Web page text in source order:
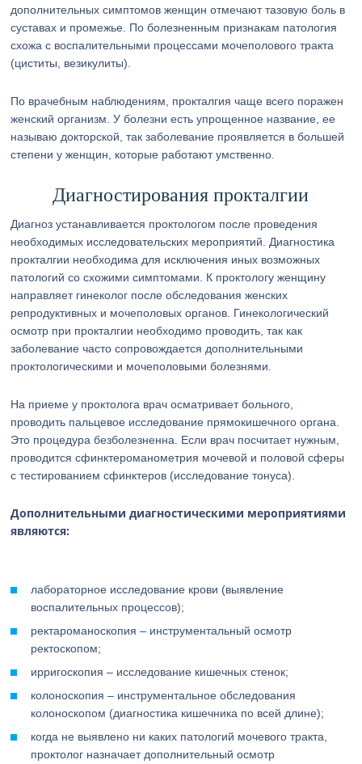
дополнительных симптомов женщин отмечают тазовую боль в
суставах и промежье. По болезненным признакам патология
схожа с воспалительными процессами мочеполового тракта
(циститы, везикулиты).
По врачебным наблюдениям, прокталгия чаще всего поражен
женский организм. У болезни есть упрощенное название, ее
называю докторской, так заболевание проявляется в большей
степени у женщин, которые работают умственно.
Диагностирования прокталгии
Диагноз устанавливается проктологом после проведения
необходимых исследовательских мероприятий. Диагностика
прокталгии необходима для исключения иных возможных
патологий со схожими симптомами. К проктологу женщину
направляет гинеколог после обследования женских
репродуктивных и мочеполовых органов. Гинекологический
осмотр при прокталгии необходимо проводить, так как
заболевание часто сопровождается дополнительными
проктологическими и мочеполовыми болезнями.
На приеме у проктолога врач осматривает больного,
проводить пальцевое исследование прямокишечного органа.
Это процедура безболезненна. Если врач посчитает нужным,
проводится сфинктероманометрия мочевой и половой сферы
с тестированием сфинктеров (исследование тонуса).
Дополнительными диагностическими мероприятиями
являются:
лабораторное исследование крови (выявление
воспалительных процессов);
ректароманоскопия – инструментальный осмотр
ректоскопом;
ирригоскопия – исследование кишечных стенок;
колоноскопия – инструментальное обследования
колоноскопом (диагностика кишечника по всей длине);
когда не выявлено ни каких патологий мочевого тракта,
проктолог назначает дополнительный осмотр